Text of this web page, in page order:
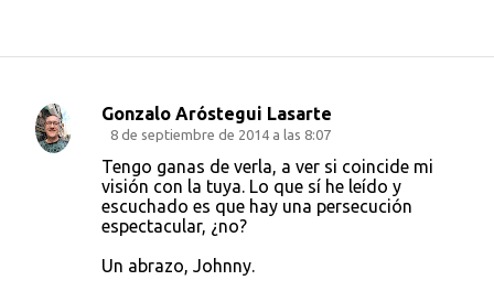
C
o
Gonzalo Aróstegui Lasarte
8 de septiembre de 2014 a las 8:07
Tengo ganas de verla, a ver si coincide mi
visión con la tuya. Lo que sí he leído y
escuchado es que hay una persecución
espectacular, ¿no?
Un abrazo, Johnny.